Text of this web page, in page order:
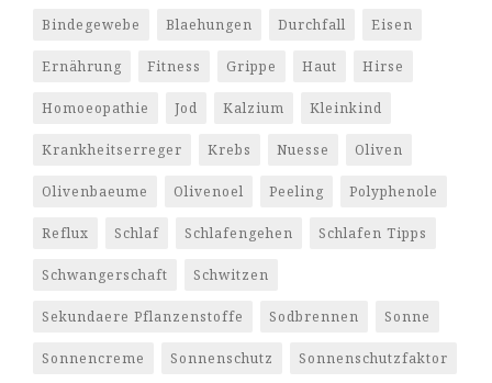
Bindegewebe Blaehungen Durchfall Eisen
Ernährung Fitness Grippe Haut Hirse
Homoeopathie Jod Kalzium Kleinkind
Krankheitserreger Krebs Nuesse Oliven
Olivenbaeume Olivenoel Peeling Polyphenole
Reflux Schlaf Schlafengehen Schlafen Tipps
Schwangerschaft Schwitzen
Sekundaere Pflanzenstoffe Sodbrennen Sonne
Sonnencreme Sonnenschutz Sonnenschutzfaktor